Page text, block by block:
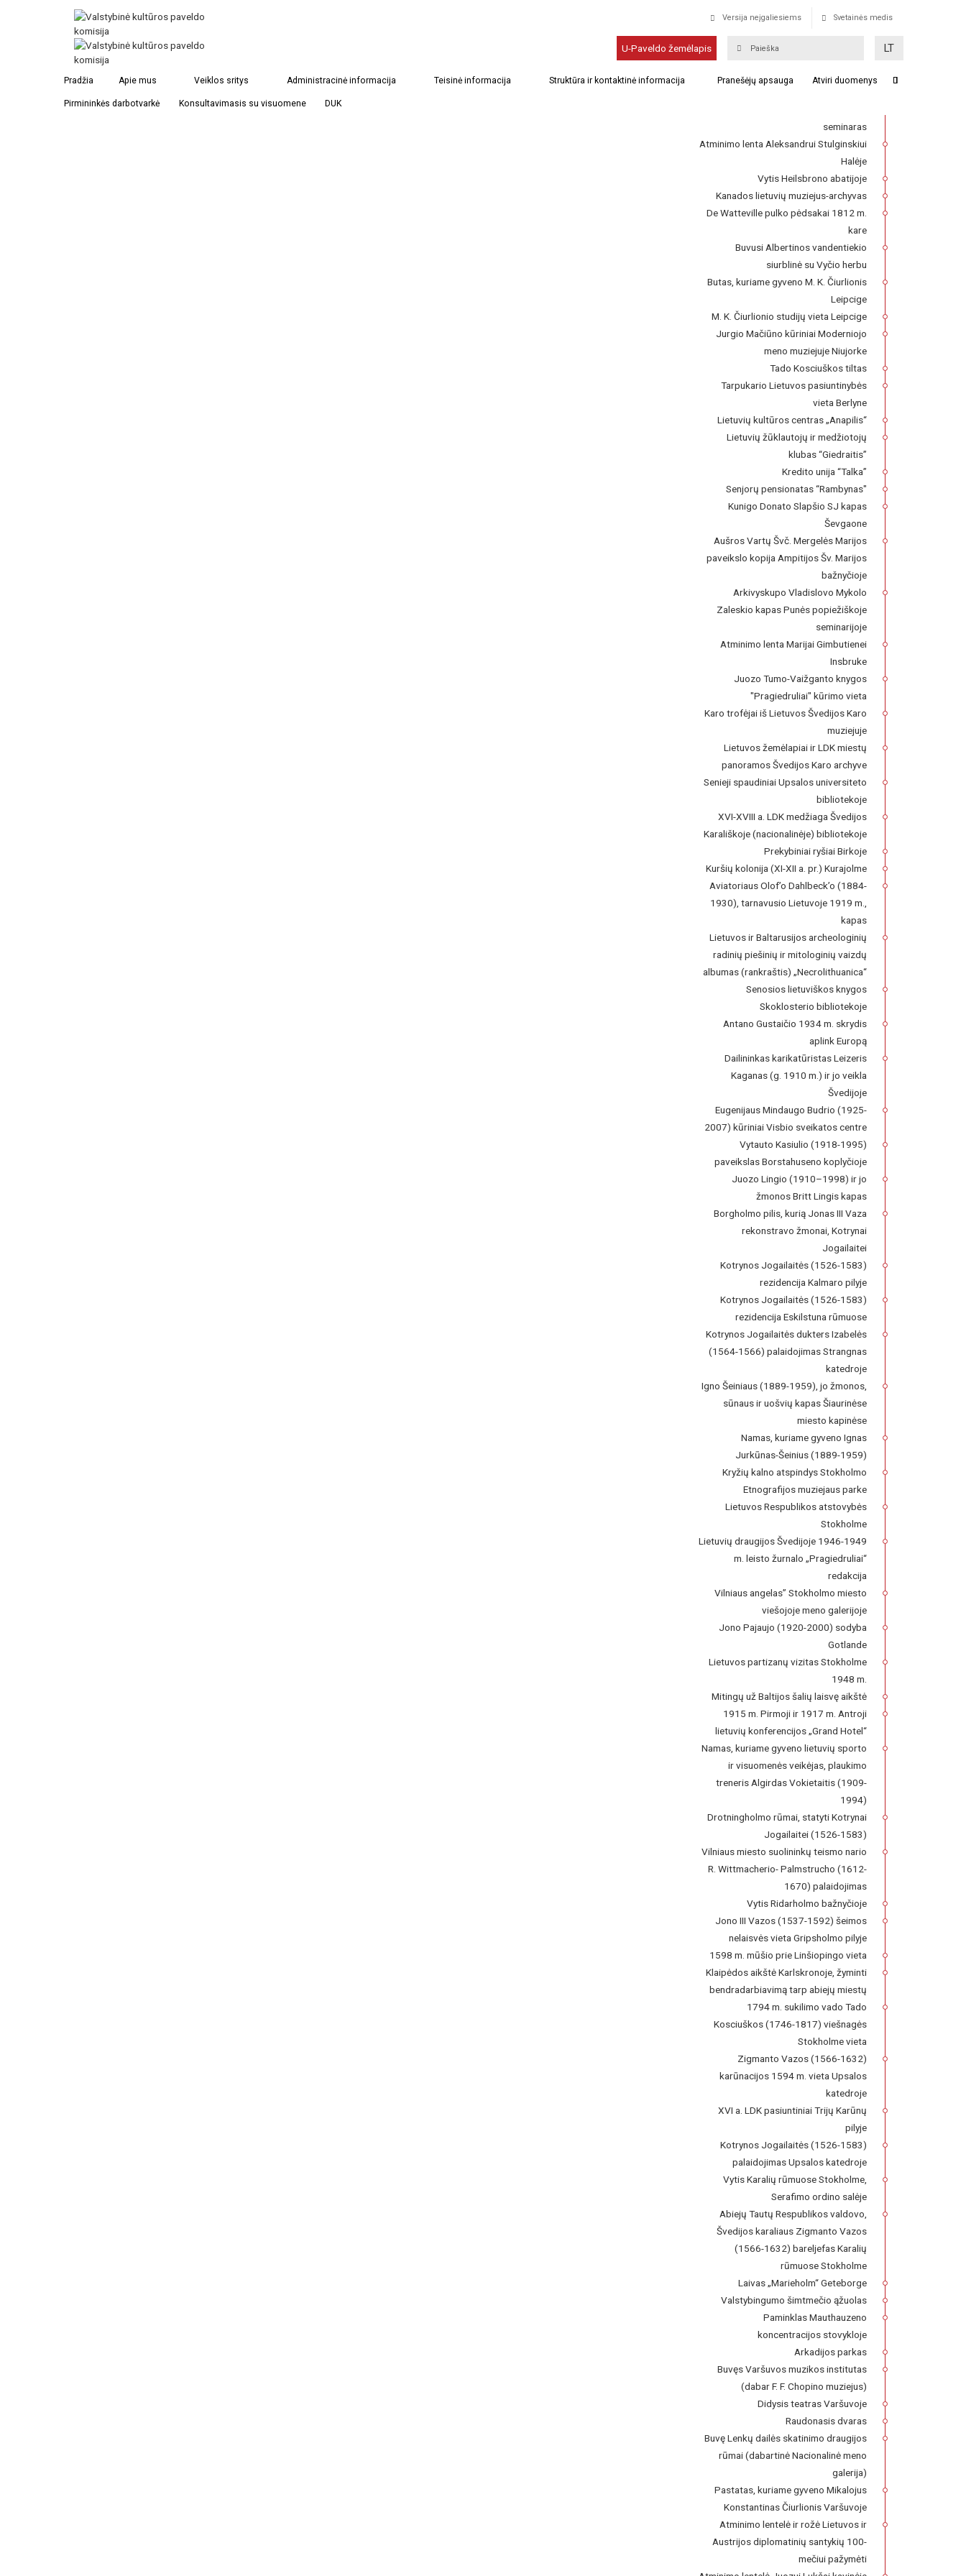
Versija neįgaliesiems Svetainės medis
U-Paveldo žemėlapis LT
Pradžia Apie mus Veiklos sritys Administracinė informacija Teisinė informacija Struktūra ir kontaktinė informacija Pranešėjų apsauga Atviri duomenys
Pirmininkės darbotvarkė Konsultavimasis su visuomene DUK
Kazimiero Truškausko kapas Tiūryje
Kazimiero Truškausko
seminaras
Atminimo lenta Aleksandrui Stulginskiui
Halėje
Vytis Heilsbrono abatijoje
Kanados lietuvių muziejus-archyvas
De Watteville pulko pėdsakai 1812 m.
kare
Buvusi Albertinos vandentiekio
siurblinė su Vyčio herbu
Butas, kuriame gyveno M. K. Čiurlionis
Leipcige
M. K. Čiurlionio studijų vieta Leipcige
Jurgio Mačiūno kūriniai Moderniojo
meno muziejuje Niujorke
Tado Kosciuškos tiltas
Tarpukario Lietuvos pasiuntinybės
vieta Berlyne
Lietuvių kultūros centras „Anapilis“
Lietuvių žūklautojų ir medžiotojų
klubas “Giedraitis”
Kredito unija “Talka”
Senjorų pensionatas “Rambynas"
Kunigo Donato Slapšio SJ kapas
Ševgaone
Aušros Vartų Švč. Mergelės Marijos
paveikslo kopija Ampitijos Šv. Marijos
bažnyčioje
Arkivyskupo Vladislovo Mykolo
Zaleskio kapas Punės popiežiškoje
seminarijoje
Atminimo lenta Marijai Gimbutienei
Insbruke
Juozo Tumo-Vaižganto knygos
"Pragiedruliai" kūrimo vieta
Karo trofėjai iš Lietuvos Švedijos Karo
muziejuje
Lietuvos žemėlapiai ir LDK miestų
panoramos Švedijos Karo archyve
Senieji spaudiniai Upsalos universiteto
bibliotekoje
XVI-XVIII a. LDK medžiaga Švedijos
Karališkoje (nacionalinėje) bibliotekoje
Prekybiniai ryšiai Birkoje
Kuršių kolonija (XI-XII a. pr.) Kurajolme
Aviatoriaus Olof’o Dahlbeck’o (1884-
1930), tarnavusio Lietuvoje 1919 m.,
kapas
Lietuvos ir Baltarusijos archeologinių
radinių piešinių ir mitologinių vaizdų
albumas (rankraštis) „Necrolithuanica“
Senosios lietuviškos knygos
Skoklosterio bibliotekoje
Antano Gustaičio 1934 m. skrydis
aplink Europą
Dailininkas karikatūristas Leizeris
Kaganas (g. 1910 m.) ir jo veikla
Švedijoje
Eugenijaus Mindaugo Budrio (1925-
2007) kūriniai Visbio sveikatos centre
Vytauto Kasiulio (1918-1995)
paveikslas Borstahuseno koplyčioje
Juozo Lingio (1910–1998) ir jo
žmonos Britt Lingis kapas
Borgholmo pilis, kurią Jonas III Vaza
rekonstravo žmonai, Kotrynai
Jogailaitei
Kotrynos Jogailaitės (1526-1583)
rezidencija Kalmaro pilyje
Kotrynos Jogailaitės (1526-1583)
rezidencija Eskilstuna rūmuose
Kotrynos Jogailaitės dukters Izabelės
(1564-1566) palaidojimas Strangnas
katedroje
Igno Šeiniaus (1889-1959), jo žmonos,
sūnaus ir uošvių kapas Šiaurinėse
miesto kapinėse
Namas, kuriame gyveno Ignas
Jurkūnas-Šeinius (1889-1959)
Kryžių kalno atspindys Stokholmo
Etnografijos muziejaus parke
Lietuvos Respublikos atstovybės
Stokholme
Lietuvių draugijos Švedijoje 1946-1949
m. leisto žurnalo „Pragiedruliai“
redakcija
Vilniaus angelas” Stokholmo miesto
viešojoje meno galerijoje
Jono Pajaujo (1920-2000) sodyba
Gotlande
Lietuvos partizanų vizitas Stokholme
1948 m.
Mitingų už Baltijos šalių laisvę aikštė
1915 m. Pirmoji ir 1917 m. Antroji
lietuvių konferencijos „Grand Hotel“
Namas, kuriame gyveno lietuvių sporto
ir visuomenės veikėjas, plaukimo
treneris Algirdas Vokietaitis (1909-
1994)
Drotningholmo rūmai, statyti Kotrynai
Jogailaitei (1526-1583)
Vilniaus miesto suolininkų teismo nario
R. Wittmacherio- Palmstrucho (1612-
1670) palaidojimas
Vytis Ridarholmo bažnyčioje
Jono III Vazos (1537-1592) šeimos
nelaisvės vieta Gripsholmo pilyje
1598 m. mūšio prie Linšiopingo vieta
Klaipėdos aikštė Karlskronoje, žyminti
bendradarbiavimą tarp abiejų miestų
1794 m. sukilimo vado Tado
Kosciuškos (1746-1817) viešnagės
Stokholme vieta
Zigmanto Vazos (1566-1632)
karūnacijos 1594 m. vieta Upsalos
katedroje
XVI a. LDK pasiuntiniai Trijų Karūnų
pilyje
Kotrynos Jogailaitės (1526-1583)
palaidojimas Upsalos katedroje
Vytis Karalių rūmuose Stokholme,
Serafimo ordino salėje
Abiejų Tautų Respublikos valdovo,
Švedijos karaliaus Zigmanto Vazos
(1566-1632) bareljefas Karalių
rūmuose Stokholme
Laivas „Marieholm“ Geteborge
Valstybingumo šimtmečio ąžuolas
Paminklas Mauthauzeno
koncentracijos stovykloje
Arkadijos parkas
Buvęs Varšuvos muzikos institutas
(dabar F. F. Chopino muziejus)
Didysis teatras Varšuvoje
Raudonasis dvaras
Buvę Lenkų dailės skatinimo draugijos
rūmai (dabartinė Nacionalinė meno
galerija)
Pastatas, kuriame gyveno Mikalojus
Konstantinas Čiurlionis Varšuvoje
Atminimo lentelė ir rožė Lietuvos ir
Austrijos diplomatinių santykių 100-
mečiui pažymėti